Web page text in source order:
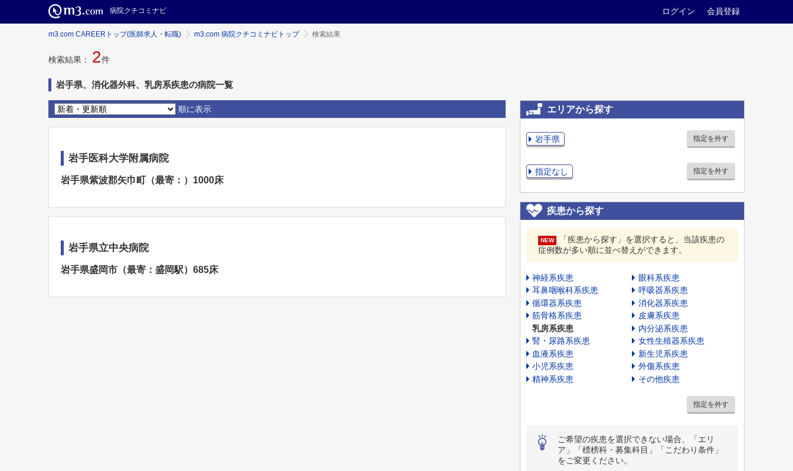
病院クチコミナビ ログイン 会員登録
m3.com CAREERトップ(医師求人・転職) m3.com 病院クチコミナビトップ 検索結果
検索結果： 2件
岩手県、消化器外科、乳房系疾患の病院一覧
順に表示
岩手医科大学附属病院
岩手県紫波郡矢巾町（最寄：）1000床
岩手県立中央病院
岩手県盛岡市（最寄：盛岡駅）685床
エリアから探す
岩手県 指定を外す
指定なし 指定を外す
疾患から探す
NEW
「疾患から探す」を選択すると、当該疾患の
症例数が多い順に並べ替えができます。
神経系疾患
眼科系疾患
耳鼻咽喉科系疾患
呼吸器系疾患
循環器系疾患
消化器系疾患
筋骨格系疾患
皮膚系疾患
乳房系疾患
内分泌系疾患
腎・尿路系疾患
女性生殖器系疾患
血液系疾患
新生児系疾患
小児系疾患
外傷系疾患
精神系疾患
その他疾患
指定を外す
ご希望の疾患を選択できない場合、「エリ
ア」「標榜科・募集科目」「こだわり条件」
をご変更ください。